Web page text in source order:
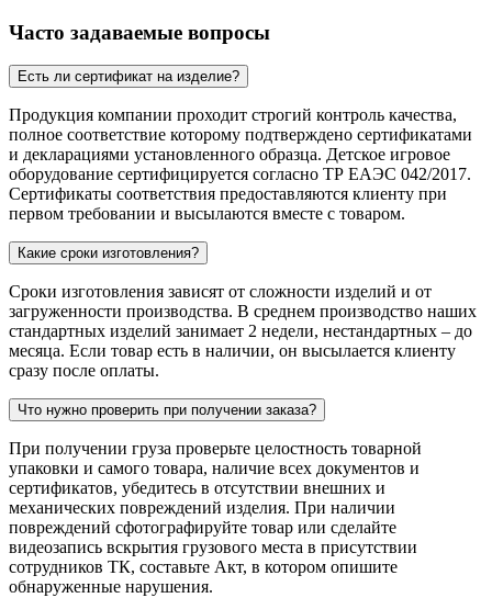
Часто задаваемые вопросы
Есть ли сертификат на изделие?
Продукция компании проходит строгий контроль качества,
полное соответствие которому подтверждено сертификатами
и декларациями установленного образца. Детское игровое
оборудование сертифицируется согласно ТР ЕАЭС 042/2017.
Сертификаты соответствия предоставляются клиенту при
первом требовании и высылаются вместе с товаром.
Какие сроки изготовления?
Сроки изготовления зависят от сложности изделий и от
загруженности производства. В среднем производство наших
стандартных изделий занимает 2 недели, нестандартных – до
месяца. Если товар есть в наличии, он высылается клиенту
сразу после оплаты.
Что нужно проверить при получении заказа?
При получении груза проверьте целостность товарной
упаковки и самого товара, наличие всех документов и
сертификатов, убедитесь в отсутствии внешних и
механических повреждений изделия. При наличии
повреждений сфотографируйте товар или сделайте
видеозапись вскрытия грузового места в присутствии
сотрудников ТК, составьте Акт, в котором опишите
обнаруженные нарушения.